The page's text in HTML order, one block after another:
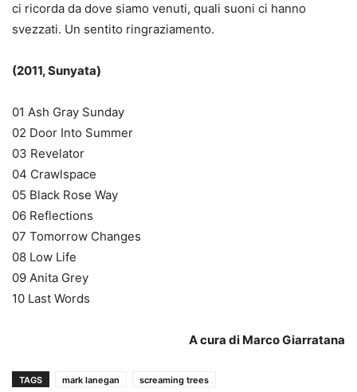
ci ricorda da dove siamo venuti, quali suoni ci hanno
svezzati. Un sentito ringraziamento.
(2011, Sunyata)
01 Ash Gray Sunday
02 Door Into Summer
03 Revelator
04 Crawlspace
05 Black Rose Way
06 Reflections
07 Tomorrow Changes
08 Low Life
09 Anita Grey
10 Last Words
A cura di Marco Giarratana
TAGS mark lanegan screaming trees